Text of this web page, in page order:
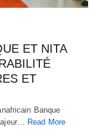
ET NITA
ET
Banque
Read More